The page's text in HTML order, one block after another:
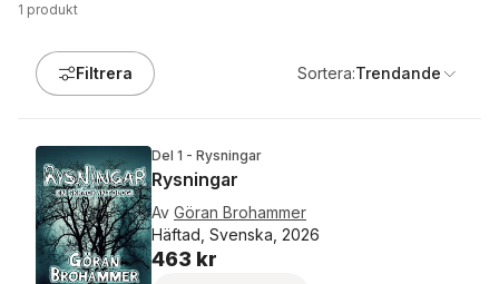
1 produkt
Filtrera Sortera:Trendande
Del 1 - Rysningar
Rysningar
Av Göran Brohammer
Häftad, Svenska, 2026
463 kr